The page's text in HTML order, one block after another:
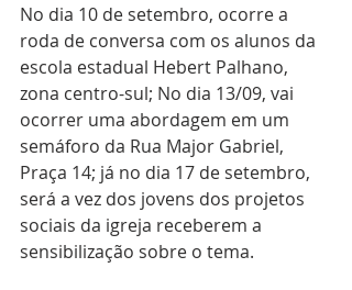
No dia 10 de setembro, ocorre a
roda de conversa com os alunos da
escola estadual Hebert Palhano,
zona centro-sul; No dia 13/09, vai
ocorrer uma abordagem em um
semáforo da Rua Major Gabriel,
Praça 14; já no dia 17 de setembro,
será a vez dos jovens dos projetos
sociais da igreja receberem a
sensibilização sobre o tema.